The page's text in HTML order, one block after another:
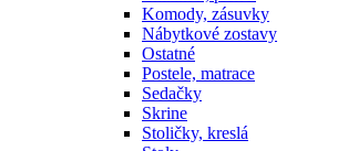
Komody, zásuvky
Nábytkové zostavy
Ostatné
Postele, matrace
Sedačky
Skrine
Stoličky, kreslá